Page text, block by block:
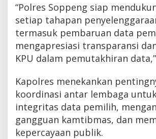
“Polres Soppeng siap
setiap tahapan
termasuk pembaruan data
mengapresiasi transparansi
KPU dalam pemutakhiran
Kapolres menekankan
koordinasi antar lembaga
integritas data pemilih,
gangguan kamtibmas, dan
kepercayaan publik.